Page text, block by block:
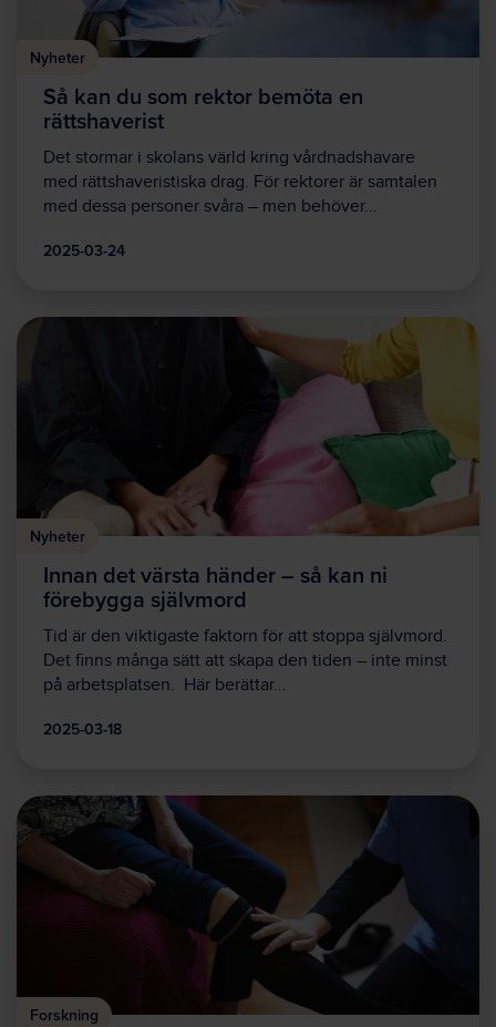
Nyheter
Så kan du som rektor bemöta en
rättshaverist
Det stormar i skolans värld kring vårdnadshavare
med rättshaveristiska drag. För rektorer är samtalen
med dessa personer svåra – men behöver…
2025-03-24
Nyheter
Innan det värsta händer – så kan ni
förebygga självmord
Tid är den viktigaste faktorn för att stoppa självmord.
Det finns många sätt att skapa den tiden – inte minst
på arbetsplatsen. Här berättar…
2025-03-18
Forskning